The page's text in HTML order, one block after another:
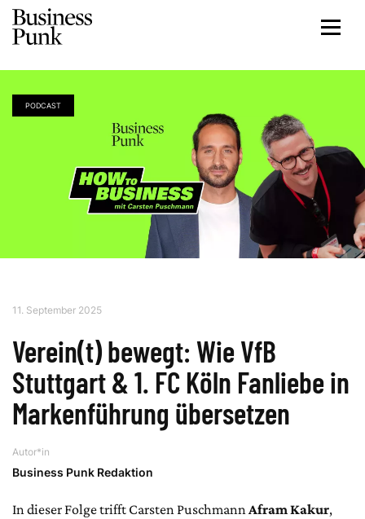
PODCAST
11. September 2025
Verein(t) bewegt: Wie VfB
Stuttgart & 1. FC Köln Fanliebe in
Markenführung übersetzen
Autor*in
Business Punk Redaktion
In dieser Folge trifft Carsten PuschmannAfram Kakur,